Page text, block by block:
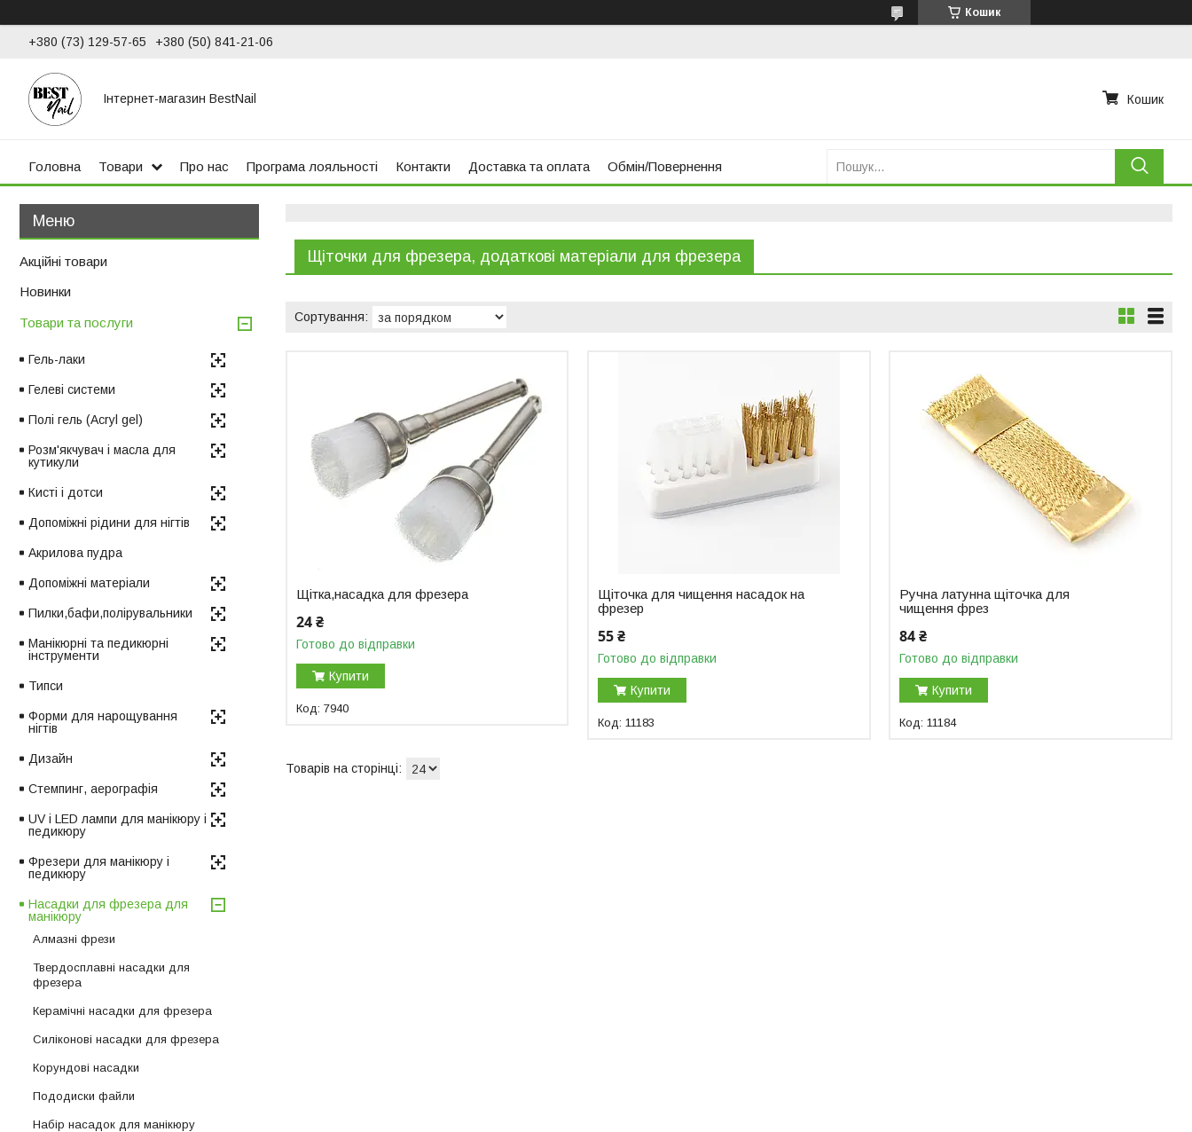
Кошик
+380 (73) 129-57-65 +380 (50) 841-21-06
Інтернет-магазин BestNail Кошик
Головна Товари Про нас Програма лояльності Контакти Доставка та оплата Обмін/Повернення
Щіточки для фрезера, додаткові матеріали для фрезера
Щітка,насадка для фрезера
24 ₴
Готово до відправки
Купити
7940
Щіточка для чищення насадок на
фрезер
55 ₴
Готово до відправки
Купити
11183
Ручна латунна щіточка для
чищення фрез
84 ₴
Готово до відправки
Купити
11184
Акційні товари
Новинки
Товари та послуги
Гель-лаки
Гелеві системи
Полі гель (Acryl gel)
Розм'якчувач і масла для
кутикули
Кисті і дотси
Допоміжні рідини для нігтів
Акрилова пудра
Допоміжні матеріали
Пилки,бафи,полірувальники
Манікюрні та педикюрні
інструменти
Типси
Форми для нарощування
нігтів
Дизайн
Стемпинг, аерографія
UV і LED лампи для манікюру і
педикюру
Фрезери для манікюру і
педикюру
Насадки для фрезера для
манікюру
Алмазні фрези
Твердосплавні насадки для
фрезера
Керамічні насадки для фрезера
Силіконові насадки для фрезера
Корундові насадки
Пододиски файли
Набір насадок для манікюру